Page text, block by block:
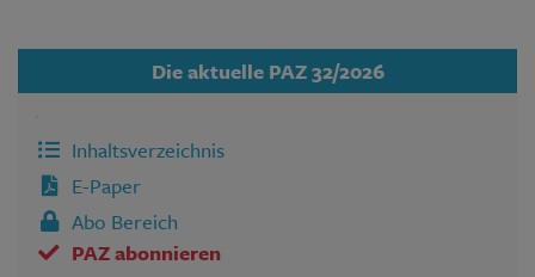
Die aktuelle PAZ 32/2026
Inhaltsverzeichnis
E-Paper
Abo Bereich
PAZ abonnieren